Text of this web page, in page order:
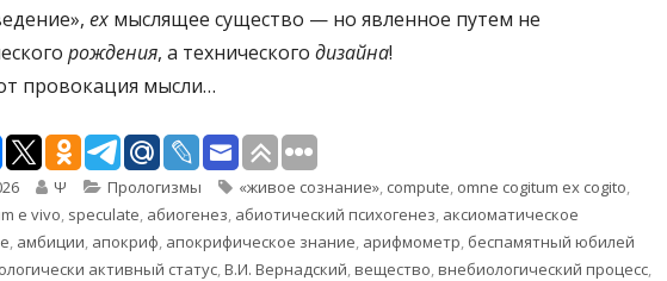
ex мыслящее существо — но явленное путем не
рождения, а технического дизайна!
провокация мысли…
Автор
Ψ Рубрики
Прологизмы Метки
«живое сознание», compute, omne cogitum ex cogito,
e vivo, speculate, абиогенез, абиотический психогенез, аксиоматическое
, амбиции, апокриф, апокрифическое знание, арифмометр, беспамятный юбилей
активный статус,В.И. Вернадский,вещество,внебиологический процесс,